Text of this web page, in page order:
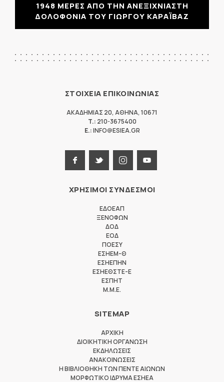
1948 ΜΕΡΕΣ ΑΠΟ ΤΗΝ ΑΝΕΞΙΧΝΙΑΣΤΗ
ΔΟΛΟΦΟΝΙΑ ΤΟΥ ΓΙΩΡΓΟΥ ΚΑΡΑΪΒΑΖ
ΣΤΟΙΧΕΙΑ ΕΠΙΚΟΙΝΩΝΙΑΣ
ΑΚΑΔΗΜΙΑΣ 20, ΑΘΗΝΑ, 10671
T.: 210-3675400
E.:INFO@ESIEA.GR
ΧΡΗΣΙΜΟΙ ΣΥΝΔΕΣΜΟΙ
ΕΔΟΕΑΠ
ΞΕΝΟΦΩΝ
ΔΟΔ
ΕΟΔ
ΠΟΕΣΥ
ΕΣΗΕΜ-Θ
ΕΣΗΕΠΗΝ
ΕΣΗΕΘΣΤΕ-Ε
ΕΣΠΗΤ
M.M.E.
SITEMAP
ΑΡΧΙΚΗ
ΔΙΟΙΚΗΤΙΚΗ ΟΡΓΑΝΩΣΗ
ΕΚΔΗΛΩΣΕΙΣ
ΑΝΑΚΟΙΝΩΣΕΙΣ
Η ΒΙΒΛΙΟΘΗΚΗ ΤΩΝ ΠΕΝΤΕ ΑΙΩΝΩΝ
ΜΟΡΦΩΤΙΚΟ ΙΔΡΥΜΑ ΕΣΗΕΑ